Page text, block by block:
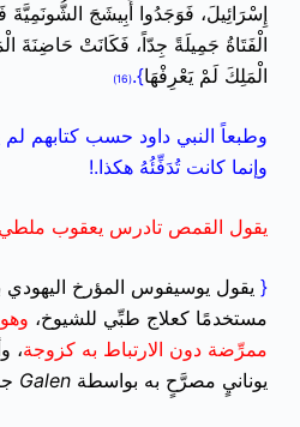
إِسْرَائِيلَ، فَوَجَدُوا أَبِيشَجَ الشُّونَمِيَّةَ
الْفَتَاةُ جَمِيلَةً جِدّاً، فَكَانَتْ حَاضِنَةَ
الْمَلِكَ لَمْ يَعْرِفْهَا}.
(16)
وطبعاً النبي داود حسب كتابهم لم
وإنما كانت تُدَفِّئُهُ هكذا.!
يقول القمص تادرس يعقوب
{يقول يوسيفوس المؤرخ اليهودي
مستخدمًا كعلاج طبِّي للشيوخ،
ممرِّضة دون الارتباط به كزوجة،
يونانيٍ مصرَّحٍ به بواسطة Galen